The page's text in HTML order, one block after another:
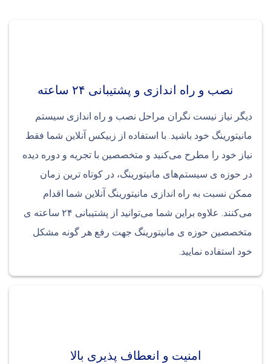
نصب و راه اندازی و پشتیبانی ۲۴ ساعته
دیگر نیاز نیست نگران مراحل نصب و راه اندازی سیستم
مانیتورینگ خود باشید. با استفاده از زبیکس آنلاین شما فقط
نیاز خود را مطرح می‌کنید و متخصصین با تجریه و دوره دیده
در حوزه ی سیستم‌های مانیتورینگ، در کوتاه ترین زمان
ممکن نسبت به راه اندازی مانیتورینگ آنلاین شما اقدام
می‌کنند. علاوه براین شما می‌توانید از پشتیبانی ۲۴ ساعته ی
متخصصین حوزه ی مانیتورینگ جهت رفع هر گونه مشکل
خود استفاده نمایید.
امنیت و انعطاف پذیری بالا